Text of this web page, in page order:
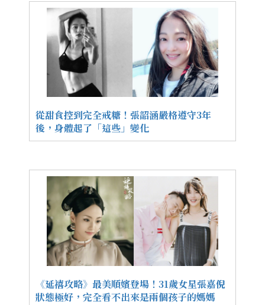
從甜食控到完全戒糖！張韶涵嚴格遵守3年
後，身體起了「這些」變化
《延禧攻略》最美順嬪登場！31歲女星張嘉倪
狀態極好，完全看不出來是兩個孩子的媽媽